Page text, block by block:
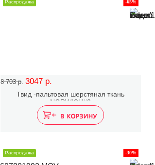
8 703 р. 3047 р.
-65%
Распродажа
Твид -пальтовая шерстяная ткань
NORWICH#3
-30%
Распродажа